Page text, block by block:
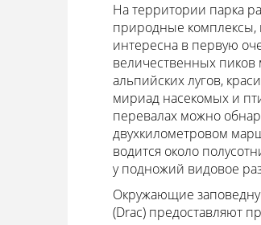
На территории парка
природные комплексы,
интересна в первую
величественных
альпийских лугов,
мириад насекомых и
перевалах можно
двухкилометровом
водится около
у подножий видовое
Окружающие
(Drac) предоставляют